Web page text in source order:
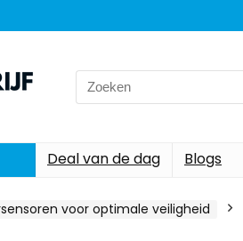
Search
for:
Deal van de dag Blogs
voor optimale veiligheid